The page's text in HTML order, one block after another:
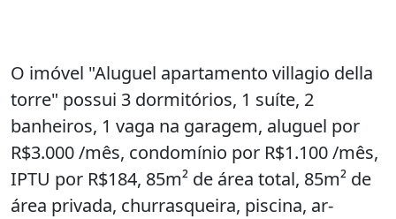
O imóvel "Aluguel apartamento villagio della
torre" possui 3 dormitórios, 1 suíte, 2
banheiros, 1 vaga na garagem, aluguel por
R$3.000 /mês, condomínio por R$1.100 /mês,
IPTU por R$184, 85m² de área total, 85m² de
área privada, churrasqueira, piscina, ar-